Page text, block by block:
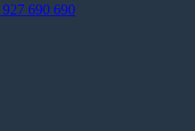
927 690 690